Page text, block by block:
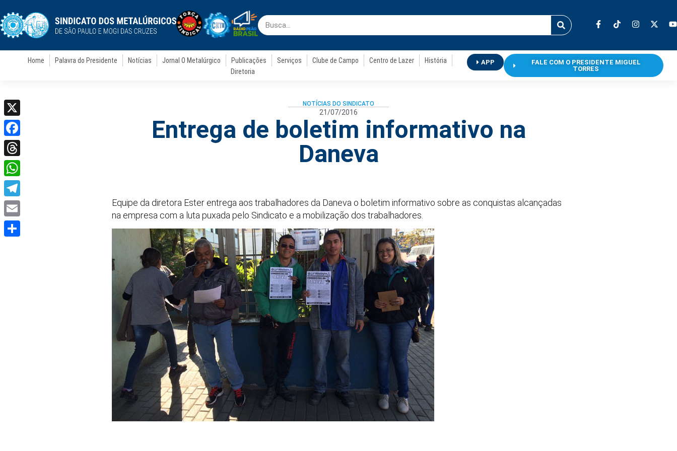
Home Palavra do Presidente Notícias Jornal O Metalúrgico Publicações Serviços Clube de Campo Centro de Lazer
História
Diretoria
APP
FALE COM O PRESIDENTE MIGUEL
TORRES
NOTÍCIAS DO SINDICATO
21/07/2016
Entrega de boletim informativo na
Daneva
Equipe da diretora Ester entrega aos trabalhadores da Daneva o boletim informativo sobre as conquistas alcançadas
na empresa com a luta puxada pelo Sindicato e a mobilização dos trabalhadores.
X
Facebook
Threads
WhatsApp
Telegram
Email